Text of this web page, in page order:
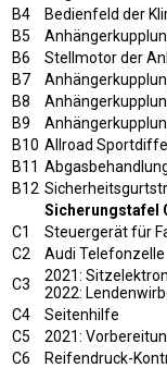
B4
Bedienfeld der
B5
B6
Stellmotor der
B7
B8
B9
B10 Allroad
B11
B12
Sicherungstafel
C1
Steuergerät für
C2
Audi Telefonzelle
C3
2021:
2022:
C4
Seitenhilfe
C5
2021:
C6
Reifendruck-